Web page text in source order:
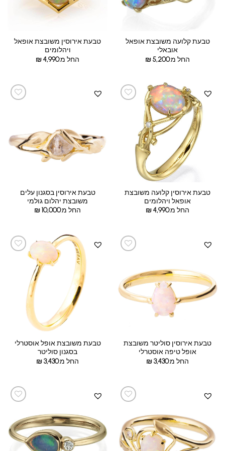
טבעת קלועה משובצת אופאל
אובאלי
החל מ:
₪5,200
טבעת אירוסין משובצת אופאל
ויהלומים
החל מ:
₪4,990
טבעת אירוסין קלועה משובצת
אופאל ויהלומים
החל מ:
₪4,990
טבעת אירוסין בסגנון עלים
משובצת יהלום גולמי
החל מ:
₪10,000
טבעת אירוסין סוליטר משובצת
אופל טיפה אוסטרלי
החל מ:
₪3,430
טבעת משובצת אופל אוסטרלי
בסגנון סוליטר
החל מ:
₪3,430